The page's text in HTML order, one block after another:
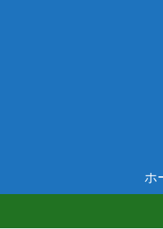
ホ